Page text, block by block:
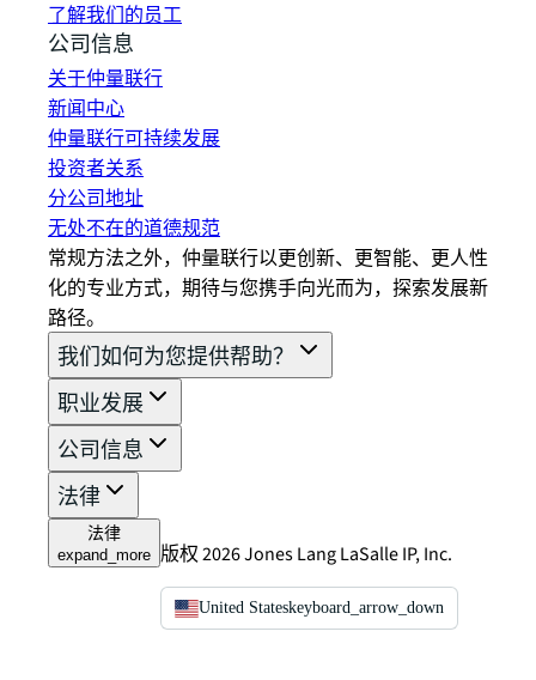
了解我们的员工
公司信息
关于仲量联行
新闻中心
仲量联行可持续发展
投资者关系
分公司地址
无处不在的道德规范
常规方法之外，仲量联行以更创新、更智能、更人性
化的专业方式，期待与您携手向光而为，探索发展新
路径。
我们如何为您提供帮助？
职业发展
公司信息
法律
法律
expand_more 版权 2026 Jones Lang LaSalle IP, Inc.
United Stateskeyboard_arrow_down